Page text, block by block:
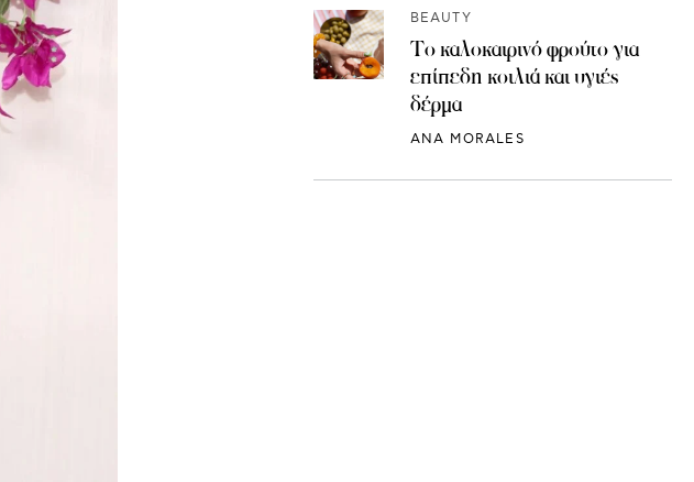
BEAUTY
Το καλοκαιρινό φρούτο για
επίπεδη κοιλιά και υγιές
δέρμα
ANA MORALES